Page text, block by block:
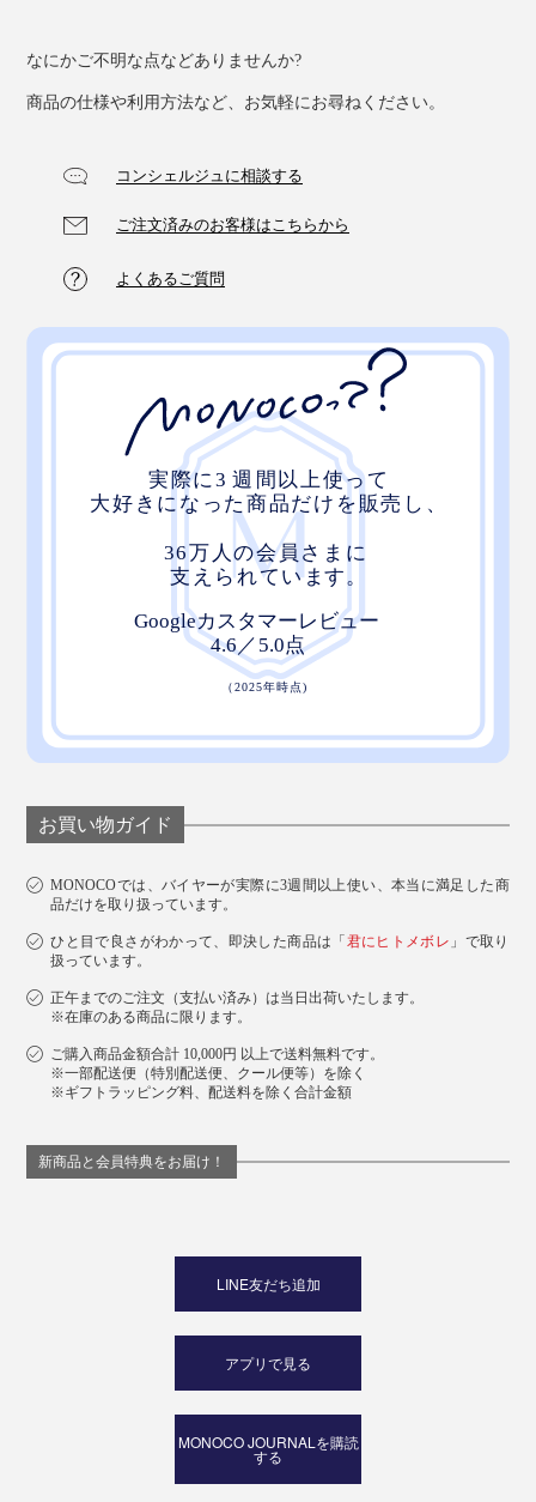
なにかご不明な点などありませんか?
商品の仕様や利用方法など、お気軽にお尋ねください。
コンシェルジュに相談する
ご注文済みのお客様はこちらから
よくあるご質問
お買い物ガイド
MONOCOでは、バイヤーが実際に3週間以上使い、本当に満足した商
品だけを取り扱っています。
ひと目で良さがわかって、即決した商品は「 君にヒトメボレ 」で取り
扱っています。
正午までのご注文（支払い済み）は当日出荷いたします。
※在庫のある商品に限ります。
ご購入商品金額合計 10,000円 以上で送料無料です。
※一部配送便（特別配送便、クール便等）を除く
※ギフトラッピング料、配送料を除く合計金額
新商品と会員特典をお届け！
LINE友だち追加
アプリで見る
MONOCO JOURNALを購読
する